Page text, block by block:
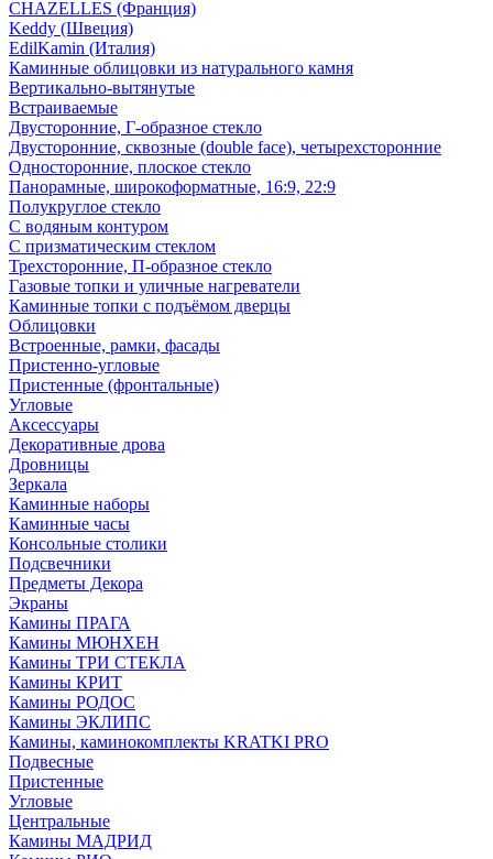
CHAZELLES (Франция)
Keddy (Швеция)
EdilKamin (Италия)
Каминные облицовки из натурального камня
Вертикально-вытянутые
Встраиваемые
Двусторонние, Г-образное стекло
Двусторонние, сквозные (double face), четырехсторонние
Односторонние, плоское стекло
Панорамные, широкоформатные, 16:9, 22:9
Полукруглое стекло
С водяным контуром
С призматическим стеклом
Трехсторонние, П-образное стекло
Газовые топки и уличные нагреватели
Каминные топки с подъёмом дверцы
Облицовки
Встроенные, рамки, фасады
Пристенно-угловые
Пристенные (фронтальные)
Угловые
Аксессуары
Декоративные дрова
Дровницы
Зеркала
Каминные наборы
Каминные часы
Консольные столики
Подсвечники
Предметы Декора
Экраны
Камины ПРАГА
Камины МЮНХЕН
Камины ТРИ СТЕКЛА
Камины КРИТ
Камины РОДОС
Камины ЭКЛИПС
Камины, каминокомплекты KRATKI PRO
Подвесные
Пристенные
Угловые
Центральные
Камины МАДРИД